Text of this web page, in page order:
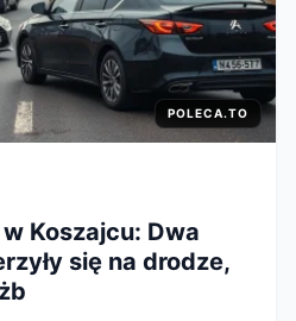
POLECA.TO
Koszajcu: Dwa
się na drodze,